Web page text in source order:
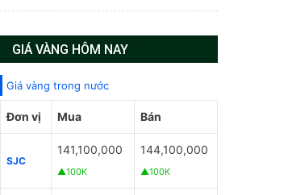
GIÁ VÀNG HÔM NAY
Giá vàng trong nước
Đơn vị Mua Bán
SJC
141,100,000
▲100K
144,100,000
▲100K